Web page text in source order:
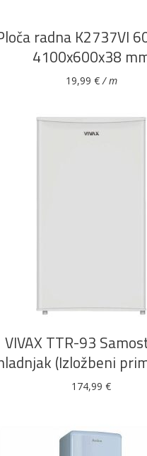
radna K2737VI
4100x600x38
19,99 €/ m
VIVAX TTR-93
(Izložbeni
174,99 €